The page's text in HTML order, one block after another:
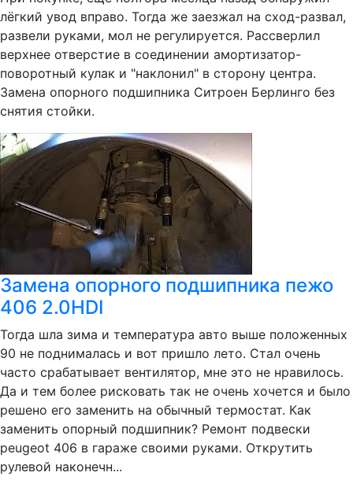
лёгкий увод вправо. Тогда же заезжал на сход-развал,
развели руками, мол не регулируется. Рассверлил
верхнее отверстие в соединении амортизатор-
поворотный кулак и "наклонил" в сторону центра.
Замена опорного подшипника Ситроен Берлинго без
снятия стойки.
Замена опорного подшипника пежо
406 2.0HDI
Тогда шла зима и температура авто выше положенных
90 не поднималась и вот пришло лето. Стал очень
часто срабатывает вентилятор, мне это не нравилось.
Да и тем более рисковать так не очень хочется и было
решено его заменить на обычный термостат. Как
заменить опорный подшипник? Ремонт подвески
peugeot 406 в гараже своими руками. Открутить
рулевой наконечн...